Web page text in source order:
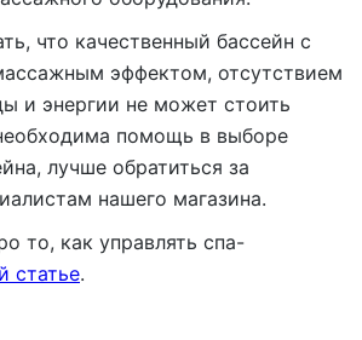
что качественный бассейн с
эффектом, отсутствием
и энергии не может стоить
помощь в выборе
лучше обратиться за
нашего магазина.
то, как управлять спа-
статье.